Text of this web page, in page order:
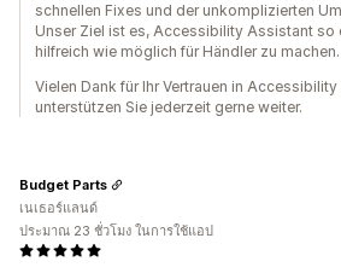
schnellen Fixes und der unkomplizierten
Unser Ziel ist es, Accessibility Assistant so
hilfreich wie möglich für Händler zu machen.
Vielen Dank für Ihr Vertrauen in
unterstützen Sie jederzeit gerne weiter.
Budget Parts
เนเธอร์แลนด์
ประมาณ 23 ชั่วโมง ในการใช้แอป